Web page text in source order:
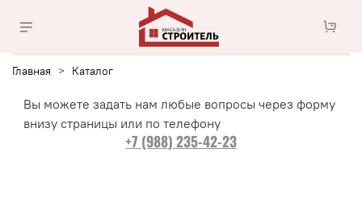
Главная Каталог
Вы можете задать нам любые вопросы через форму
внизу страницы или по телефону
+7 (988) 235-42-23